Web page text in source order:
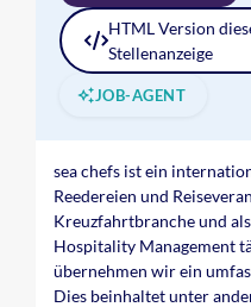
HTMLVersion
Stellenanzeige
JOB-AGENT
sea chefs ist ein
Reedereien und
Kreuzfahrtbranche und
Hospitality Management
übernehmen wir ein
Dies beinhaltet unter